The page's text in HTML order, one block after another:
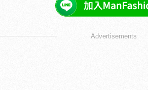
Advertisements